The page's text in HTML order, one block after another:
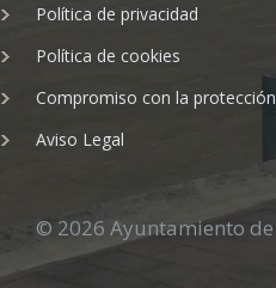
Política de privacidad
Política de cookies
Compromiso con la
Aviso Legal
© 2026 Ayuntamiento de